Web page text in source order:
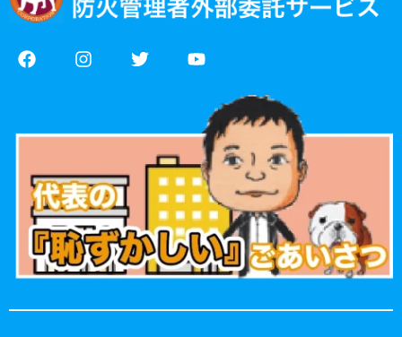
F
a
o
k
I
n
g
a
m
T
w
e
Y
o
u
b
e